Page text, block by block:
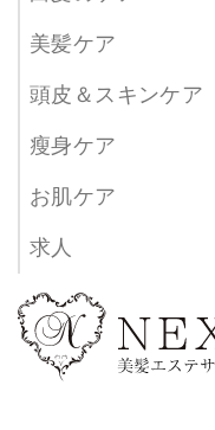
美髪ケア
頭皮＆スキンケア
瘦身ケア
お肌ケア
求人